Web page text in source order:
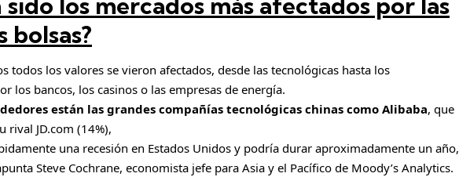
bolsas?
todos los valores se vieron afectados, desde las tecnológicas hasta los
los bancos, los casinos o las empresas de energía.
están las grandes compañías tecnológicas chinas como Alibaba, que
rival JD.com (14%),
una recesión en Estados Unidos y podría durar aproximadamente un año,
Steve Cochrane, economista jefe para Asia y el Pacífico de Moody’s Analytics.